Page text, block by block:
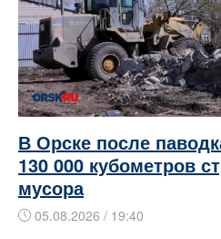
В Орске после
130 000 кубометров
мусора
05.08.2026 / 19:40